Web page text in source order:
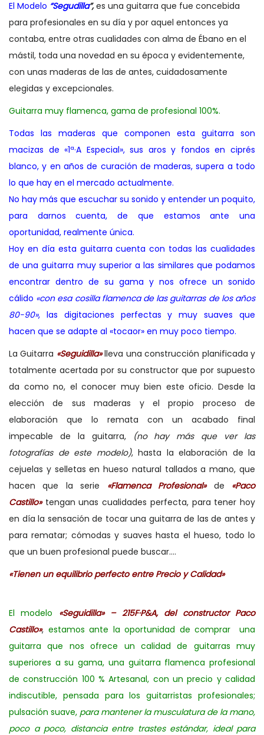
El Modelo “Segudilla”,es una guitarra que fue concebida
para profesionales en su día y por aquel entonces ya
contaba, entre otras cualidades con alma de Ébano en el
mástil, toda una novedad en su época y evidentemente,
con unas maderas de las de antes, cuidadosamente
elegidas y excepcionales.
Guitarra muy flamenca, gama de profesional 100%.
Todas las maderas que componen esta guitarra son
macizas de «1ª·A Especial», sus aros y fondos en ciprés
blanco, y en años de curación de maderas, supera a todo
lo que hay en el mercado actualmente.
No hay más que escuchar su sonido y entender un poquito,
para darnos cuenta, de que estamos ante una
oportunidad, realmente única.
Hoy en día esta guitarra cuenta con todas las cualidades
de una guitarra muy superior a las similares que podamos
encontrar dentro de su gama y nos ofrece un sonido
cálido «con esa cosilla flamenca de las guitarras de los años
80-90», las digitaciones perfectas y muy suaves que
hacen que se adapte al «tocaor» en muy poco tiempo.
La Guitarra «Seguidilla»lleva una construcción planificada y
totalmente acertada por su constructor que por supuesto
da como no, el conocer muy bien este oficio. Desde la
elección de sus maderas y el propio proceso de
elaboración que lo remata con un acabado final
impecable de la guitarra,
(no hay más que ver las
fotografías de este modelo), hasta la elaboración de la
cejuelas y selletas en hueso natural tallados a mano, que
hacen que la serie «Flamenca Profesional»de «Paco
Castillo»tengan unas cualidades perfecta, para tener hoy
en día la sensación de tocar una guitarra de las de antes y
para rematar; cómodas y suaves hasta el hueso, todo lo
que un buen profesional puede buscar….
«Tienen un equilibrio perfecto entre Precio y Calidad»
El modelo
«Seguidilla» – 215F·P&A, del constructor Paco
Castillo», estamos ante la oportunidad de comprar una
guitarra que nos ofrece un calidad de guitarras muy
superiores a su gama, una guitarra flamenca profesional
de construcción 100 % Artesanal, con un precio y calidad
indiscutible, pensada para los guitarristas profesionales;
pulsación suave, para mantener la musculatura de la mano,
poco a poco, distancia entre trastes estándar, ideal para